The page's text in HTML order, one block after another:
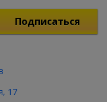
Подписаться
17